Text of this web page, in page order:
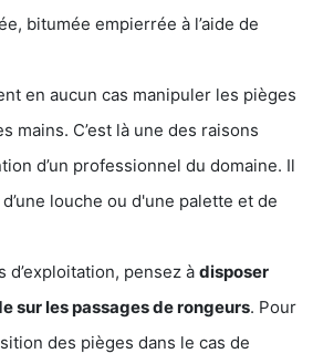
bitumée empierrée à l’aide de
en aucun cas manipuler les pièges
mains. C’est là une des raisons
d’un professionnel du domaine. Il
louche ou d'une palette et de
d’exploitation, pensez à disposer
sur les passages de rongeurs. Pour
des pièges dans le cas de